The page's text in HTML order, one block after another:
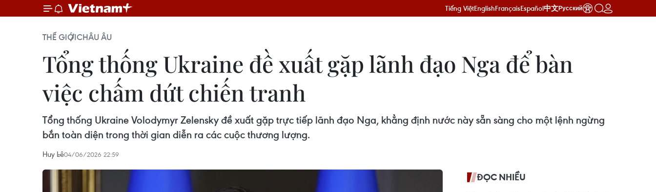
Tiếng ViệtEnglishFrançaisEspañol中文Русский
THẾ GIỚICHÂU ÂU
Tổng thống Ukraine đề xuất gặp lãnh đạo Nga để bàn
việc chấm dứt chiến tranh
Tổng thống Ukraine Volodymyr Zelensky đề xuất gặp trực tiếp lãnh đạo Nga, khẳng định nước này sẵn sàng cho một lệnh ngừng
bắn toàn diện trong thời gian diễn ra các cuộc thương lượng.
Huy Lê04/06/2026 22:59
ĐỌC NHIỀU